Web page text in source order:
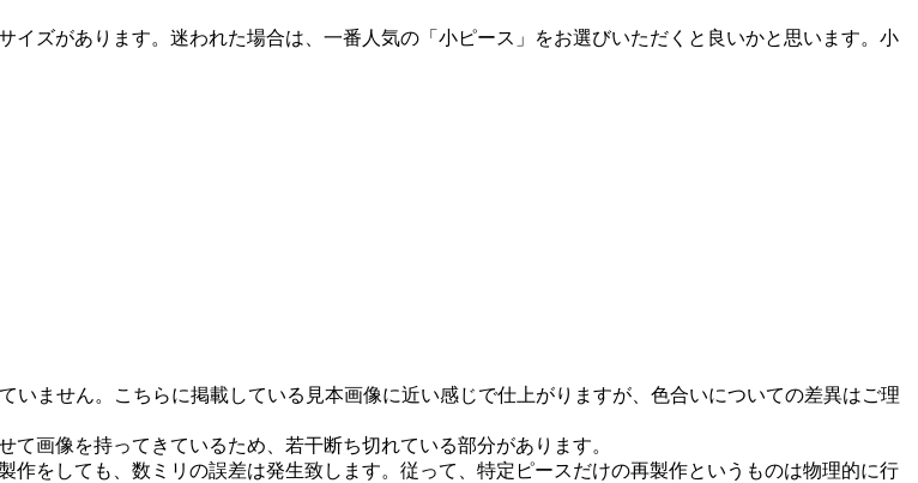
ズがあります。迷われた場合は、一番人気の「小ピース」をお選びいただくと良いかと思います。小
ません。こちらに掲載している見本画像に近い感じで仕上がりますが、色合いについての差異はご理
画像を持ってきているため、若干断ち切れている部分があります。
をしても、数ミリの誤差は発生致します。従って、特定ピースだけの再製作というものは物理的に行